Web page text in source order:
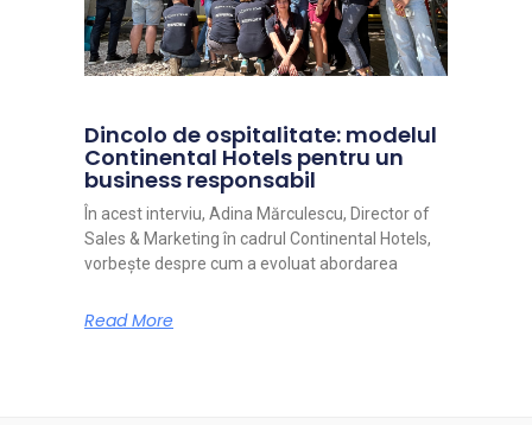
Dincolo de ospitalitate: modelul
Continental Hotels pentru un
business responsabil
În acest interviu, Adina Mărculescu, Director of
Sales & Marketing în cadrul Continental Hotels,
vorbește despre cum a evoluat abordarea
Read More